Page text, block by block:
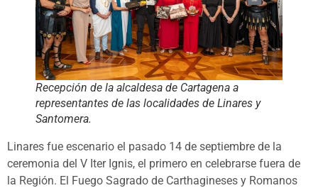
Recepción de la alcaldesa de Cartagena a
representantes de las localidades de Linares y
Santomera.
Linares fue escenario el pasado 14 de septiembre de la
ceremonia del V Iter Ignis, el primero en celebrarse fuera de
la Región. El Fuego Sagrado de Carthagineses y Romanos